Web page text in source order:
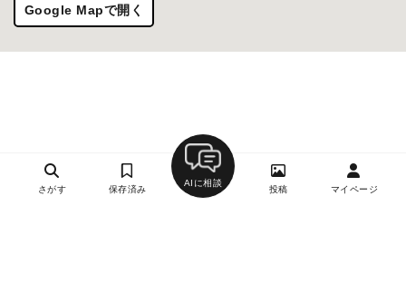
Google Mapで開く
さがす 保存済み
AIに相談
投稿 マイページ